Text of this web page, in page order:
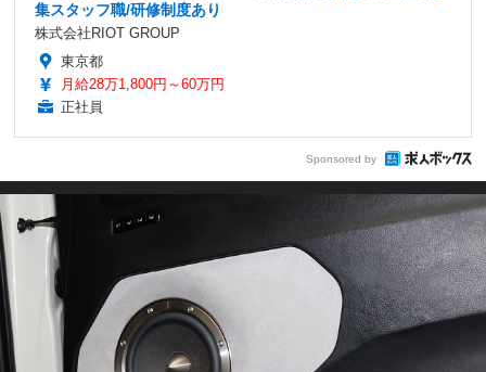
集スタッフ職/研修制度あり
株式会社RIOT GROUP
東京都
月給28万1,800円～60万円
正社員
Sponsored by